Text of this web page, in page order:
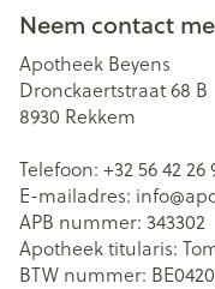
Neem contact
Apotheek Beyens
Dronckaertstraat 68 B
8930 Rekkem
Telefoon: +32 56 42 26
E-mailadres: info@
APB nummer: 343302
Apotheek titularis:
BTW nummer: